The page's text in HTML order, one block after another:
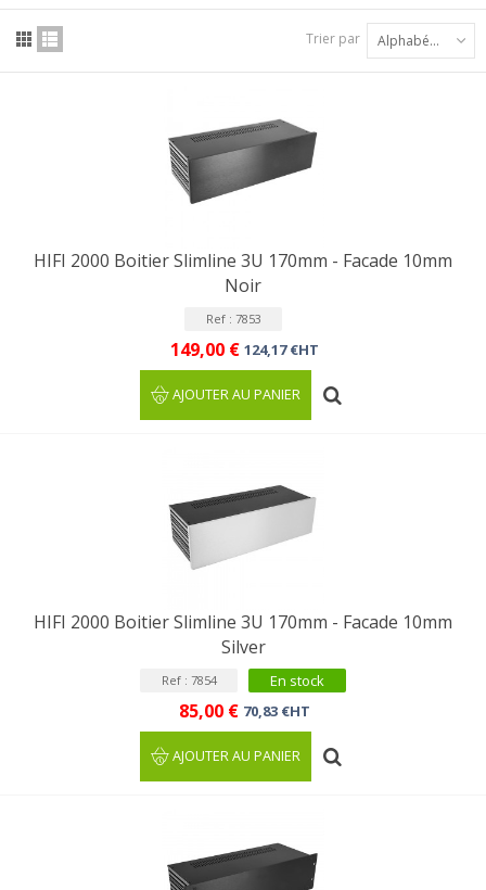
Trier par Alphabétique : A à Z
HIFI 2000 Boitier Slimline 3U 170mm - Facade 10mm
Noir
Ref : 7853
149,00 € 124,17 €HT
AJOUTER AU PANIER
HIFI 2000 Boitier Slimline 3U 170mm - Facade 10mm
Silver
Ref : 7854 En stock
85,00 € 70,83 €HT
AJOUTER AU PANIER